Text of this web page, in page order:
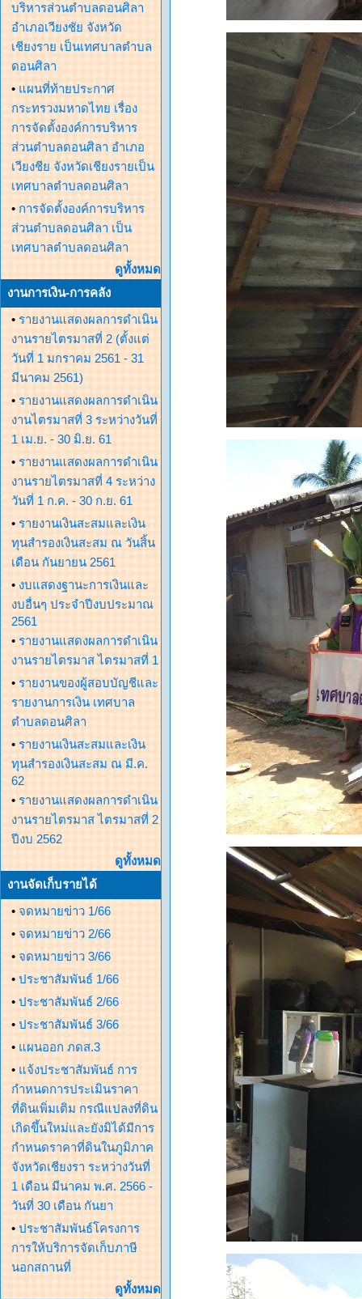
บริหารส่วนตำบลดอนศิลา
อำเภอเวียงชัย จังหวัด
เชียงราย เป็นเทศบาลตำบล
ดอนศิลา
• แผนที่ท้ายประกาศ
กระทรวงมหาดไทย เรื่อง
การจัดตั้งองค์การบริหาร
ส่วนตำบลดอนศิลา อำเภอ
เวียงชีย จังหวัดเชียงรายเป็น
เทศบาลตำบลดอนศิลา
• การจัดตั้งองค์การบริหาร
ส่วนตำบลดอนศิลา เป็น
เทศบาลตำบลดอนศิลา
ดูทั้งหมด
งานการเงิน-การคลัง
• รายงานแสดงผลการดำเนิน
งานรายไตรมาสที่ 2 (ตั้งแต่
วันที่ 1 มกราคม 2561 - 31
มีนาคม 2561)
• รายงานแสดงผลการดำเนิน
งานไตรมาสที่ 3 ระหว่างวันที่
1 เม.ย. - 30 มิ.ย. 61
• รายงานแสดงผลการดำเนิน
งานรายไตรมาสที่ 4 ระหว่าง
วันที่ 1 ก.ค. - 30 ก.ย. 61
• รายงานเงินสะสมและเงิน
ทุนสำรองเงินสะสม ณ วันสิ้น
เดือน กันยายน 2561
• งบแสดงฐานะการเงินและ
งบอื่นๆ ประจำปีงบประมาณ
2561
• รายงานแสดงผลการดำเนิน
งานรายไตรมาส ไตรมาสที่ 1
• รายงานของผู้สอบบัญชีและ
รายงานการเงิน เทศบาล
ตำบลดอนศิลา
• รายงานเงินสะสมและเงิน
ทุนสำรองเงินสะสม ณ มี.ค.
62
• รายงานแสดงผลการดำเนิน
งานรายไตรมาส ไตรมาสที่ 2
ปีงบ 2562
ดูทั้งหมด
งานจัดเก็บรายได้
• จดหมายข่าว 1/66
• จดหมายข่าว 2/66
• จดหมายข่าว 3/66
• ประชาสัมพันธ์ 1/66
• ประชาสัมพันธ์ 2/66
• ประชาสัมพันธ์ 3/66
• แผนออก ภดส.3
• แจ้งประชาสัมพันธ์ การ
กำหนดการประเมินราคา
ที่ดินเพิ่มเติม กรณีแปลงที่ดิน
เกิดขึ้นใหม่และยังมิได้มีการ
กำหนดราคาที่ดินในภูมิภาค
จังหวัดเชียงรา ระหว่างวันที่
1 เดือน มีนาคม พ.ศ. 2566 -
วันที่ 30 เดือน กันยา
• ประชาสัมพันธ์โครงการ
การให้บริการจัดเก็บภาษี
นอกสถานที่
ดูทั้งหมด